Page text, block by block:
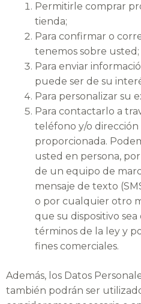
Permitirle comprar
tienda;
Para confirmar o
tenemos sobre usted;
Para enviar
puede ser de su
Para personalizar su
Para contactarlo a
teléfono y/o
proporcionada.
usted en persona,
de un equipo de
mensaje de texto
o por cualquier otro
que su dispositivo
términos de la ley y
fines comerciales.
Además, los Datos
también podrán ser